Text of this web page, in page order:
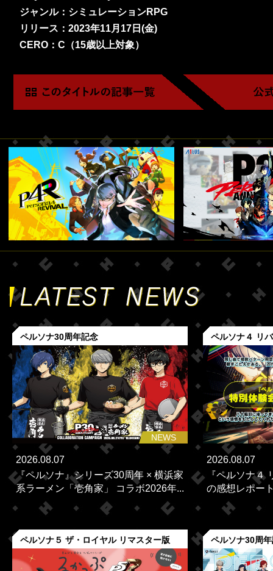
ジャンル：シミュレーションRPG
リリース：2023年11月17日(金)
CERO：C（15歳以上対象）
ペルソナ30周年記念
NEWS
2026.08.07
『ペルソナ』シリーズ30周年 × 横浜家
系ラーメン「壱角家」 コラボ2026年...
ペルソナ４ リ
2026.08.07
『ペルソナ４
の感想レポー
ペルソナ５ ザ・ロイヤル リマスター版 ペルソナ30周